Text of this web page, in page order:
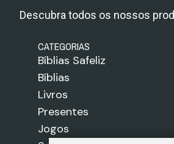
Descubra todos os nossos
CATEGORIAS
Bíblias Safeliz
Bíblias
Livros
Presentes
Jogos